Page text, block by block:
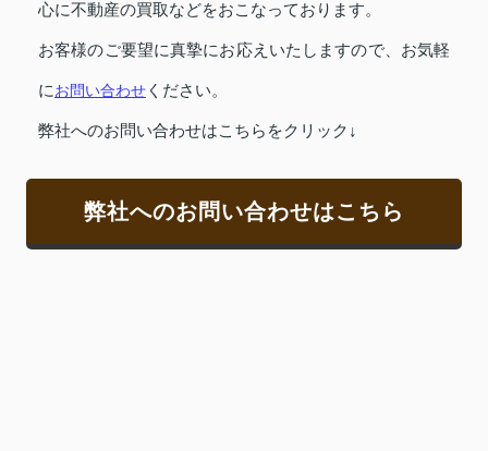
心に不動産の買取などをおこなっております。
お客様のご要望に真摯にお応えいたしますので、お気軽
にお問い合わせ ください。
弊社へのお問い合わせはこちらをクリック↓
弊社へのお問い合わせはこちら